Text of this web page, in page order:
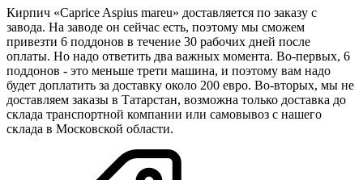
Кирпич «Caprice Aspius mareu» доставляется по заказу с
завода. На заводе он сейчас есть, поэтому мы сможем
привезти 6 поддонов в течение 30 рабочих дней после
оплаты. Но надо ответить два важных момента. Во-первых, 6
поддонов - это меньше трети машина, и поэтому вам надо
будет доплатить за доставку около 200 евро. Во-вторых, мы не
доставляем заказы в Татарстан, возможна только доставка до
склада транспортной компании или самовывоз с нашего
склада в Московской области.